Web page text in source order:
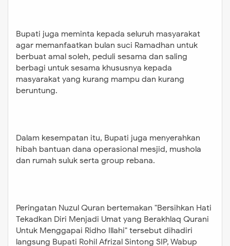
memanfaatkan bulan suci
Ramadhan untuk berbuat amal
soleh, peduli sesama dan saling
berbagi untuk sesama khususnya
kepada masyarakat yang kurang
mampu dan kurang beruntung.
operasional mesjid, mushola dan
rumah suluk serta group rebana.
Peringatan Nuzul Quran
Berakhlaq Qurani Untuk Menggapai
Ridho Illahi" tersebut dihadiri
langsung Bupati Rohil Afrizal
Bupati juga meminta kepada seluruh masyarakat
agar memanfaatkan bulan suci Ramadhan untuk
berbuat amal soleh, peduli sesama dan saling
berbagi untuk sesama khususnya kepada
masyarakat yang kurang mampu dan kurang
beruntung.
Dalam kesempatan itu, Bupati juga menyerahkan
hibah bantuan dana operasional mesjid, mushola
dan rumah suluk serta group rebana.
Peringatan Nuzul Quran bertemakan "Bersihkan Hati
Tekadkan Diri Menjadi Umat yang Berakhlaq Qurani
Untuk Menggapai Ridho Illahi" tersebut dihadiri
langsung Bupati Rohil Afrizal Sintong SIP, Wabup